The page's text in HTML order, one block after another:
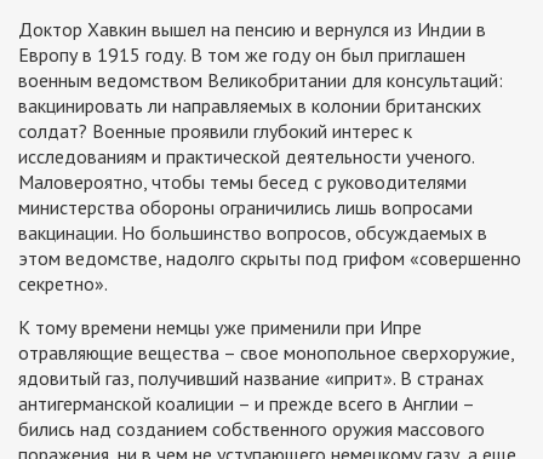
Доктор Хавкин вышел на пенсию и вернулся из Индии в
Европу в 1915 году. В том же году он был приглашен
военным ведомством Великобритании для консультаций:
вакцинировать ли направляемых в колонии британских
солдат? Военные проявили глубокий интерес к
исследованиям и практической деятельности ученого.
Маловероятно, чтобы темы бесед с руководителями
министерства обороны ограничились лишь вопросами
вакцинации. Но большинство вопросов, обсуждаемых в
этом ведомстве, надолго скрыты под грифом «совершенно
секретно».
К тому времени немцы уже применили при Ипре
отравляющие вещества – свое монопольное сверхоружие,
ядовитый газ, получивший название «иприт». В странах
антигерманской коалиции – и прежде всего в Англии –
бились над созданием собственного оружия массового